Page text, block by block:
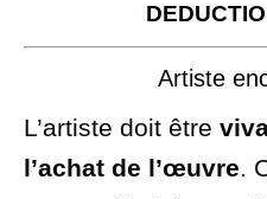
Artiste
L’artiste doit être
l’achat de l’œuvre.